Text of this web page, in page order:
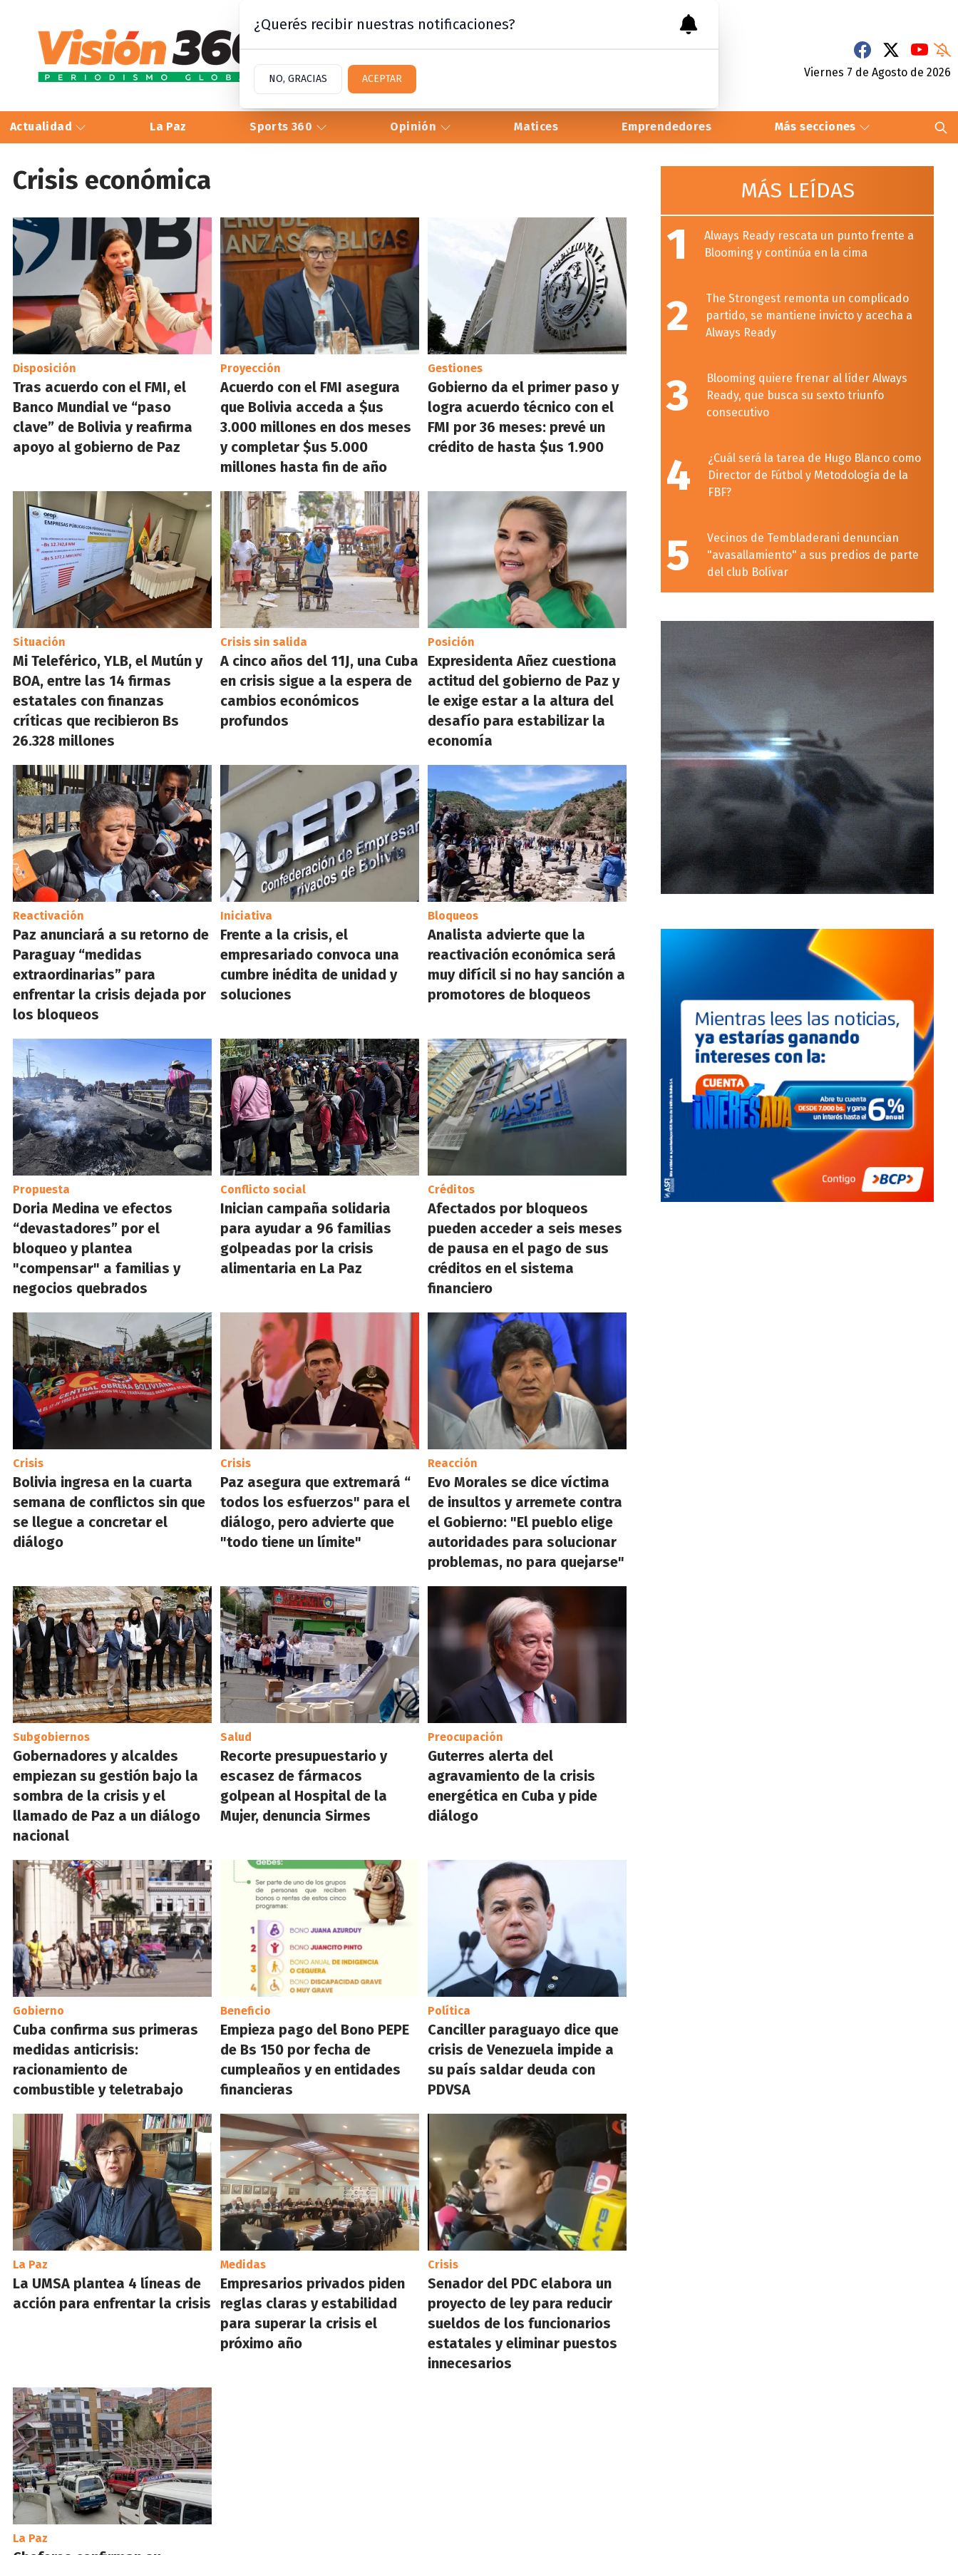
Viernes 7 de Agosto de 2026
Actualidad La Paz Sports 360 Opinión Matices Emprendedores Más secciones
Crisis económica
Disposición
Tras acuerdo con el FMI, el
Banco Mundial ve “paso
clave” de Bolivia y reafirma
apoyo al gobierno de Paz
Proyección
Acuerdo con el FMI asegura
que Bolivia acceda a $us
3.000 millones en dos meses
y completar $us 5.000
millones hasta fin de año
Gestiones
Gobierno da el primer paso y
logra acuerdo técnico con el
FMI por 36 meses: prevé un
crédito de hasta $us 1.900
Situación
Mi Teleférico, YLB, el Mutún y
BOA, entre las 14 firmas
estatales con finanzas
críticas que recibieron Bs
26.328 millones
Crisis sin salida
A cinco años del 11J, una Cuba
en crisis sigue a la espera de
cambios económicos
profundos
Posición
Expresidenta Añez cuestiona
actitud del gobierno de Paz y
le exige estar a la altura del
desafío para estabilizar la
economía
Reactivación
Paz anunciará a su retorno de
Paraguay “medidas
extraordinarias” para
enfrentar la crisis dejada por
los bloqueos
Iniciativa
Frente a la crisis, el
empresariado convoca una
cumbre inédita de unidad y
soluciones
Bloqueos
Analista advierte que la
reactivación económica será
muy difícil si no hay sanción a
promotores de bloqueos
Propuesta
Doria Medina ve efectos
“devastadores” por el
bloqueo y plantea
"compensar" a familias y
negocios quebrados
Conflicto social
Inician campaña solidaria
para ayudar a 96 familias
golpeadas por la crisis
alimentaria en La Paz
Créditos
Afectados por bloqueos
pueden acceder a seis meses
de pausa en el pago de sus
créditos en el sistema
financiero
Crisis
Bolivia ingresa en la cuarta
semana de conflictos sin que
se llegue a concretar el
diálogo
Crisis
Paz asegura que extremará “
todos los esfuerzos" para el
diálogo, pero advierte que
"todo tiene un límite"
Reacción
Evo Morales se dice víctima
de insultos y arremete contra
el Gobierno: "El pueblo elige
autoridades para solucionar
problemas, no para quejarse"
Subgobiernos
Gobernadores y alcaldes
empiezan su gestión bajo la
sombra de la crisis y el
llamado de Paz a un diálogo
nacional
Salud
Recorte presupuestario y
escasez de fármacos
golpean al Hospital de la
Mujer, denuncia Sirmes
Preocupación
Guterres alerta del
agravamiento de la crisis
energética en Cuba y pide
diálogo
Gobierno
Cuba confirma sus primeras
medidas anticrisis:
racionamiento de
combustible y teletrabajo
Beneficio
Empieza pago del Bono PEPE
de Bs 150 por fecha de
cumpleaños y en entidades
financieras
Política
Canciller paraguayo dice que
crisis de Venezuela impide a
su país saldar deuda con
PDVSA
La Paz
La UMSA plantea 4 líneas de
acción para enfrentar la crisis
Medidas
Empresarios privados piden
reglas claras y estabilidad
para superar la crisis el
próximo año
Crisis
Senador del PDC elabora un
proyecto de ley para reducir
sueldos de los funcionarios
estatales y eliminar puestos
innecesarios
La Paz
MÁS LEÍDAS
1
Always Ready rescata un punto frente a
Blooming y continúa en la cima
2
The Strongest remonta un complicado
partido, se mantiene invicto y acecha a
Always Ready
3
Blooming quiere frenar al líder Always
Ready, que busca su sexto triunfo
consecutivo
4
¿Cuál será la tarea de Hugo Blanco como
Director de Fútbol y Metodología de la
FBF?
5
Vecinos de Tembladerani denuncian
"avasallamiento" a sus predios de parte
del club Bolívar
¿Querés recibir nuestras notificaciones?
NO, GRACIAS ACEPTAR